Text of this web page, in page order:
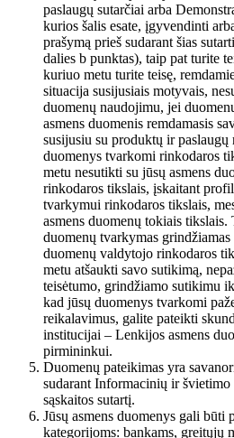
paslaugų sutarčiai arba
kurios šalis esate, įgyvendinti
prašymą prieš sudarant šias
dalies b punktas), taip pat turite
kuriuo metu turite teisę,
situacija susijusiais motyvais,
duomenų naudojimu, jei
asmens duomenis remdamasis
susijusiu su produktų ir paslaugų
duomenys tvarkomi rinkodaros
metu nesutikti su jūsų asmens
rinkodaros tikslais, įskaitant
tvarkymui rinkodaros tikslais,
asmens duomenų tokiais tikslais.
duomenų tvarkymas
duomenų valdytojo rinkodaros
metu atšaukti savo sutikimą,
teisėtumo, grindžiamo sutikimu
kad jūsų duomenys tvarkomi
reikalavimus, galite pateikti
institucijai – Lenkijos asmens
pirmininkui.
Duomenų pateikimas yra
sudarant Informacinių ir
sąskaitos sutartį.
Jūsų asmens duomenys gali būti
kategorijoms: bankams, greitųjų